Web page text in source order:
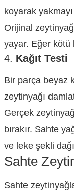
koyarak
Orijinal
yayar. Eğer kötü
4. Kağıt Testi
Bir parça beyaz
zeytinyağı
Gerçek
bırakır. Sahte
ve leke şekli
Sahte
Sahte